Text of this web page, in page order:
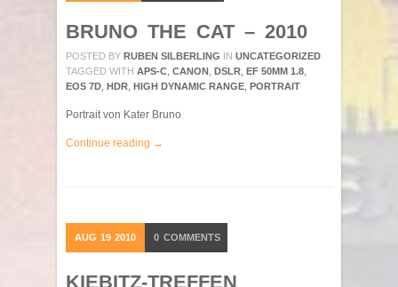
BRUNO THE CAT – 2010
POSTED BY RUBEN SILBERLING IN UNCATEGORIZED
TAGGED WITH APS-C CANON DSLR EF 50MM 1.8
EOS 7D HDR HIGH DYNAMIC RANGE PORTRAIT
Portrait von Kater Bruno
Continue reading →
AUG 19 2010 0 COMMENTS
KIEBITZ-TREFFEN